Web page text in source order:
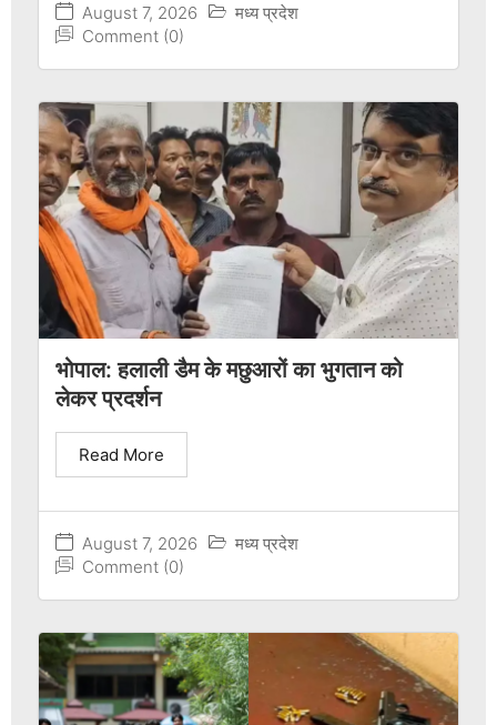
August 7, 2026
मध्य प्रदेश
Comment (0)
भोपाल: हलाली डैम के मछुआरों का भुगतान को
लेकर प्रदर्शन
August 7, 2026
मध्य प्रदेश
Comment (0)
Read More